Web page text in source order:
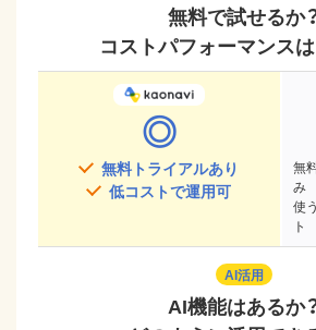
無料で試せるか
コストパフォーマンス
◎
無料トライアルあり
低コストで運用可
無
み
使
ト
AI活用
AI機能はあるか